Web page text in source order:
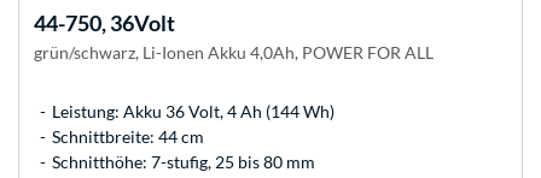
44-750, 36Volt
grün/schwarz, Li-Ionen Akku 4,0Ah, POWER FOR ALL
Leistung: Akku 36 Volt, 4 Ah (144 Wh)
Schnittbreite: 44 cm
Schnitthöhe: 7-stufig, 25 bis 80 mm